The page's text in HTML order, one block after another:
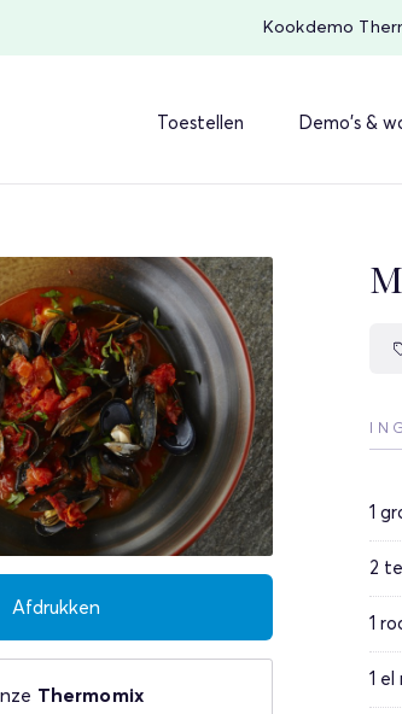
Kookdemo
Toestellen Demo's &
Afdrukken
Thermomix
1
2
1
1 el